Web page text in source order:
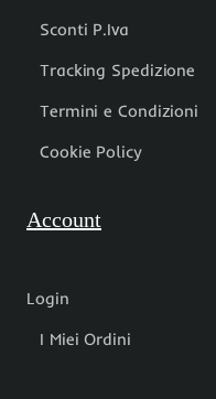
Sconti P.Iva
Tracking Spedizione
Termini e Condizioni
Cookie Policy
Account
Login
I Miei Ordini